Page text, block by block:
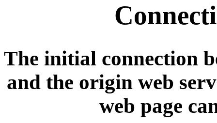
The initial connection
and the origin web
web page